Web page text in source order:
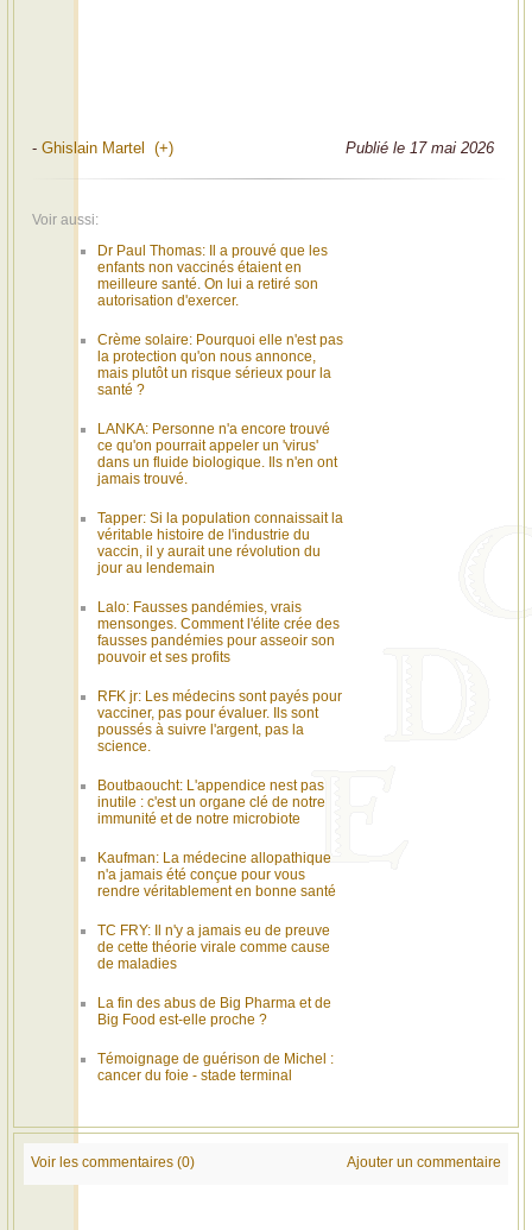
- Ghislain Martel (+) Publié le 17 mai 2026
Voir aussi:
Dr Paul Thomas: Il a prouvé que les
enfants non vaccinés étaient en
meilleure santé. On lui a retiré son
autorisation d'exercer.
Crème solaire: Pourquoi elle n'est pas
la protection qu'on nous annonce,
mais plutôt un risque sérieux pour la
santé ?
LANKA: Personne n'a encore trouvé
ce qu'on pourrait appeler un 'virus'
dans un fluide biologique. Ils n'en ont
jamais trouvé.
Tapper: Si la population connaissait la
véritable histoire de l'industrie du
vaccin, il y aurait une révolution du
jour au lendemain
Lalo: Fausses pandémies, vrais
mensonges. Comment l'élite crée des
fausses pandémies pour asseoir son
pouvoir et ses profits
RFK jr: Les médecins sont payés pour
vacciner, pas pour évaluer. Ils sont
poussés à suivre l'argent, pas la
science.
Boutbaoucht: L'appendice nest pas
inutile : c'est un organe clé de notre
immunité et de notre microbiote
Kaufman: La médecine allopathique
n'a jamais été conçue pour vous
rendre véritablement en bonne santé
TC FRY: Il n'y a jamais eu de preuve
de cette théorie virale comme cause
de maladies
La fin des abus de Big Pharma et de
Big Food est-elle proche ?
Témoignage de guérison de Michel :
cancer du foie - stade terminal
Voir les commentaires (0) Ajouter un commentaire